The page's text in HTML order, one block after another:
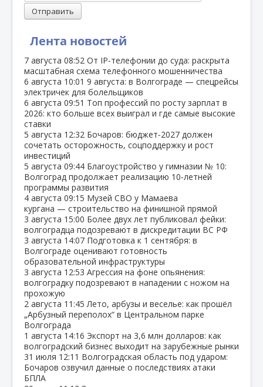
Лента новостей
7 августа 08:52 От IP‑телефонии до суда: раскрыта
масштабная схема телефонного мошенничества
6 августа 10:01 9 августа: в Волгограде — спецрейсы
электричек для болельщиков
6 августа 09:51 Топ профессий по росту зарплат в
2026: кто больше всех выиграл и где самые высокие
ставки
5 августа 12:32 Бочаров: бюджет‑2027 должен
сочетать осторожность, соцподдержку и рост
инвестиций
5 августа 09:44 Благоустройство у гимназии № 10:
Волгоград продолжает реализацию 10‑летней
программы развития
4 августа 09:15 Музей СВО у Мамаева
кургана — строительство на финишной прямой
3 августа 15:00 Более двух лет публиковал фейки:
волгоградца подозревают в дискредитации ВС РФ
3 августа 14:07 Подготовка к 1 сентября: в
Волгограде оценивают готовность
образовательной инфраструктуры
3 августа 12:53 Агрессия на фоне опьянения:
волгоградку подозревают в нападении с ножом на
прохожую
2 августа 11:45 Лето, арбузы и веселье: как прошёл
„Арбузный переполох“ в Центральном парке
Волгограда
1 августа 14:16 Экспорт на 3,6 млн долларов: как
волгоградский бизнес выходит на зарубежные рынки
31 июля 12:11 Волгоградская область под ударом:
Бочаров озвучил данные о последствиях атаки
БПЛА
Отправить